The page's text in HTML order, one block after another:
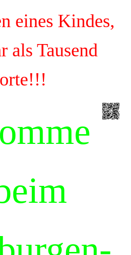
eines Kindes,
als Tausend